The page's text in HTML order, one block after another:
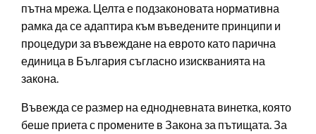
пътна мрежа. Целта е подзаконовата нормативна
рамка да се адаптира към въведените принципи и
процедури за въвеждане на еврото като парична
единица в България съгласно изискванията на
закона.
Въвежда се размер на еднодневната винетка, която
беше приета с промените в Закона за пътищата. За